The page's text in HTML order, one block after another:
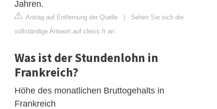
Jahren.
Antrag auf Entfernung der Quelle | Sehen Sie sich die
vollständige Antwort auf cleiss.fr an
Was ist der Stundenlohn in
Frankreich?
Höhe des monatlichen Bruttogehalts in
Frankreich